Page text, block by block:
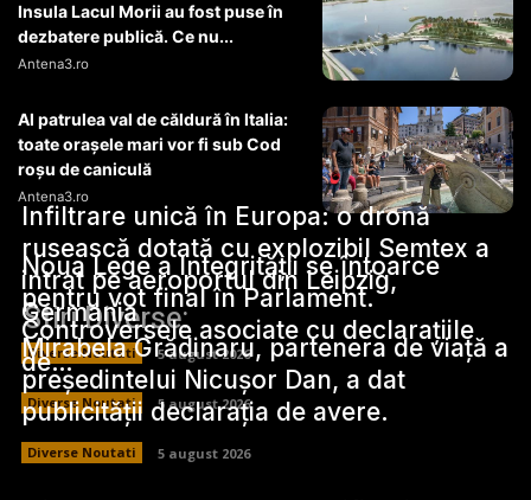
Insula Lacul Morii au fost puse în
dezbatere publică. Ce nu...
Antena3.ro
Al patrulea val de căldură în Italia:
toate orașele mari vor fi sub Cod
roșu de caniculă
Antena3.ro
Stiri Diverse:
Infiltrare unică în Europa: o dronă
rusească dotată cu explozibil Semtex a
intrat pe aeroportul din Leipzig,
Germania
Diverse Noutati 5 august 2026
Noua Lege a Integrității se întoarce
pentru vot final în Parlament.
Controversele asociate cu declarațiile
de…
Diverse Noutati 5 august 2026
Mirabela Grădinaru, partenera de viață a
președintelui Nicușor Dan, a dat
publicității declarația de avere.
Diverse Noutati 5 august 2026